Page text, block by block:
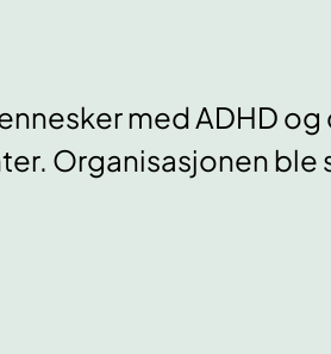
med ADHD og
Organisasjonen ble